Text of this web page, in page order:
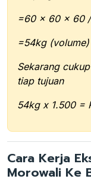
=60 x 60 x 60
=54kg (volume)
Sekarang
tiap tujuan
54kg x 1.500 =
Cara Kerja
Morowali Ke